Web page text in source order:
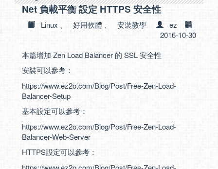
Net 負載平衡 設定 HTTPS 安全性
Linux 、 好用軟體 安裝教學
ez
2016-10-30
本篇增加 Zen Load Balancer 的 SSL 安全性
安裝可以參考：
https://www.ez2o.com/Blog/Post/Free-Zen-Load-
Balancer-Setup
基本設定可以參考：
https://www.ez2o.com/Blog/Post/Free-Zen-Load-
Balancer-Web-Server
HTTPS設定可以參考：